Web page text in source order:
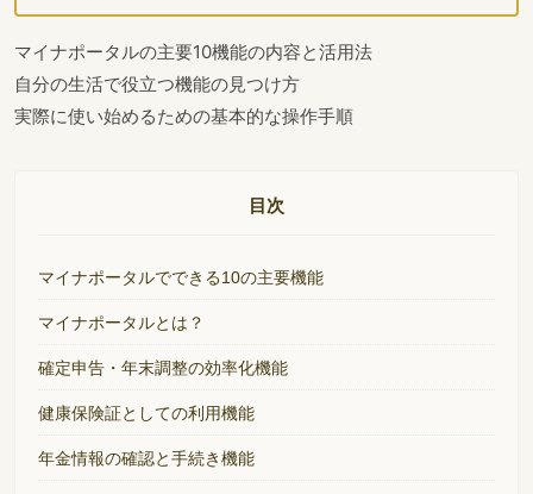
マイナポータルの主要10機能の内容と活用法
自分の生活で役立つ機能の見つけ方
実際に使い始めるための基本的な操作手順
目次
マイナポータルでできる10の主要機能
マイナポータルとは？
確定申告・年末調整の効率化機能
健康保険証としての利用機能
年金情報の確認と手続き機能